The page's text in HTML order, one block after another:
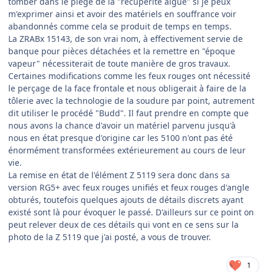
m'exprimer ainsi et avoir des matériels en souffrance voir
abandonnés comme cela se produit de temps en temps.
La ZRABx 15143, de son vrai nom, à effectivement servie de
banque pour pièces détachées et la remettre en "époque
vapeur" nécessiterait de toute manière de gros travaux.
Certaines modifications comme les feux rouges ont nécessité
le perçage de la face frontale et nous obligerait à faire de la
tôlerie avec la technologie de la soudure par point, autrement
dit utiliser le procédé "Budd". Il faut prendre en compte que
nous avons la chance d'avoir un matériel parvenu jusqu'à
nous en état presque d'origine car les 5100 n'ont pas été
énormément transformées extérieurement au cours de leur
vie.
La remise en état de l'élément Z 5119 sera donc dans sa
version RG5+ avec feux rouges unifiés et feux rouges d'angle
obturés, toutefois quelques ajouts de détails discrets ayant
existé sont là pour évoquer le passé. D'ailleurs sur ce point on
peut relever deux de ces détails qui vont en ce sens sur la
photo de la Z 5119 que j'ai posté, a vous de trouver.
1